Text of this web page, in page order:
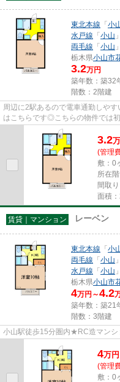
東北本線 「小
水戸線 「小山
両毛線 「小山
栃木県小山市
3.2万円
築年数：築32
階数：2階建
周辺に2駅あるので電車通勤しや
はこちらです◎こちらの物件では
社はお客様のご希望に適した物件...
3.2万
(管理
敷：0
所在
間取
面積
賃貸｜マンション レーベン
東北本線 「小
両毛線 「小山
水戸線 「小山
栃木県小山市
4万円～4.2
築年数：築21
階数：3階建
小山駅徒歩15分圏内★RC造マン
4万円
(管理
敷：0